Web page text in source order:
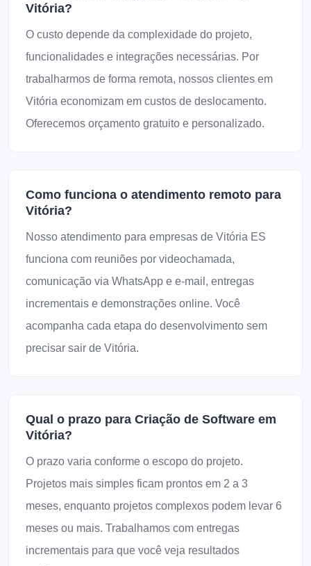
Vitória?
O custo depende da complexidade do projeto,
funcionalidades e integrações necessárias. Por
trabalharmos de forma remota, nossos clientes em
Vitória economizam em custos de deslocamento.
Oferecemos orçamento gratuito e personalizado.
Como funciona o atendimento remoto para
Vitória?
Nosso atendimento para empresas de Vitória ES
funciona com reuniões por videochamada,
comunicação via WhatsApp e e-mail, entregas
incrementais e demonstrações online. Você
acompanha cada etapa do desenvolvimento sem
precisar sair de Vitória.
Qual o prazo para Criação de Software em
Vitória?
O prazo varia conforme o escopo do projeto.
Projetos mais simples ficam prontos em 2 a 3
meses, enquanto projetos complexos podem levar 6
meses ou mais. Trabalhamos com entregas
incrementais para que você veja resultados